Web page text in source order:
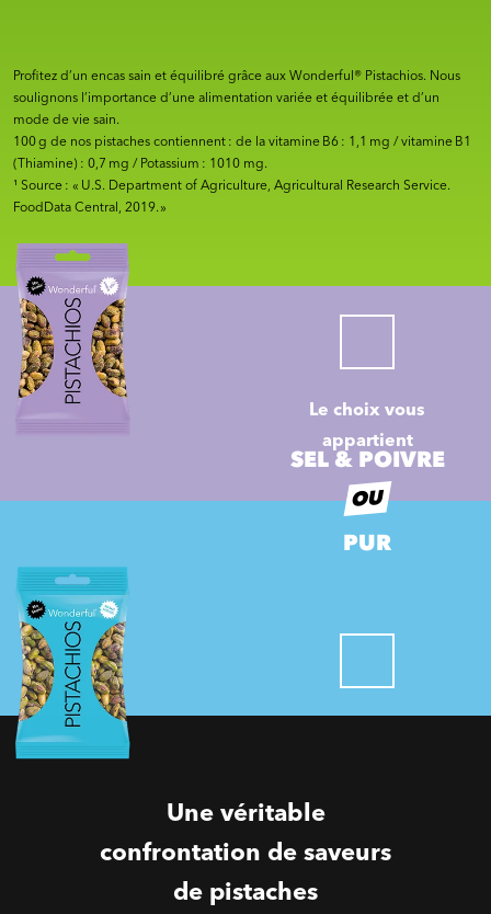
Profitez d’un encas sain et équilibré grâce aux Wonderful® Pistachios. Nous
soulignons l’importance d’une alimentation variée et équilibrée et d’un
mode de vie sain.
100 g de nos pistaches contiennent : de la vitamine B6 : 1,1 mg / vitamine B1
(Thiamine) : 0,7 mg / Potassium : 1010 mg.
¹ Source : « U.S. Department of Agriculture, Agricultural Research Service.
FoodData Central, 2019. »
Le choix vous
appartient
SEL & POIVRE
OU
PUR
Une véritable
confrontation de saveurs
de pistaches